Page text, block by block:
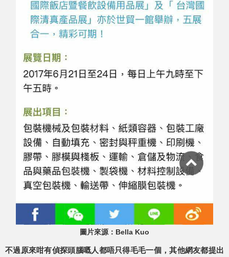
圖片來源：Bella Kuo
不過原來咁有偵探頭腦嘅人都唔只得毛毛一個，其他網友都提出